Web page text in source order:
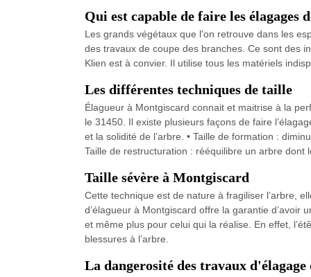
Qui est capable de faire les élagages
Les grands végétaux que l'on retrouve dans les
des travaux de coupe des branches. Ce sont des
Klien est à convier. Il utilise tous les matériels
Les différentes techniques de taille
Élagueur à Montgiscard connait et maitrise à la
le 31450. Il existe plusieurs façons de faire
et la solidité de l’arbre. • Taille de formation :
Taille de restructuration : rééquilibre un arbre dont
Taille sévère à Montgiscard
Cette technique est de nature à fragiliser l’arbre,
d’élagueur à Montgiscard offre la garantie d’avoir
et même plus pour celui qui la réalise. En effet,
blessures à l’arbre.
La dangerosité des travaux